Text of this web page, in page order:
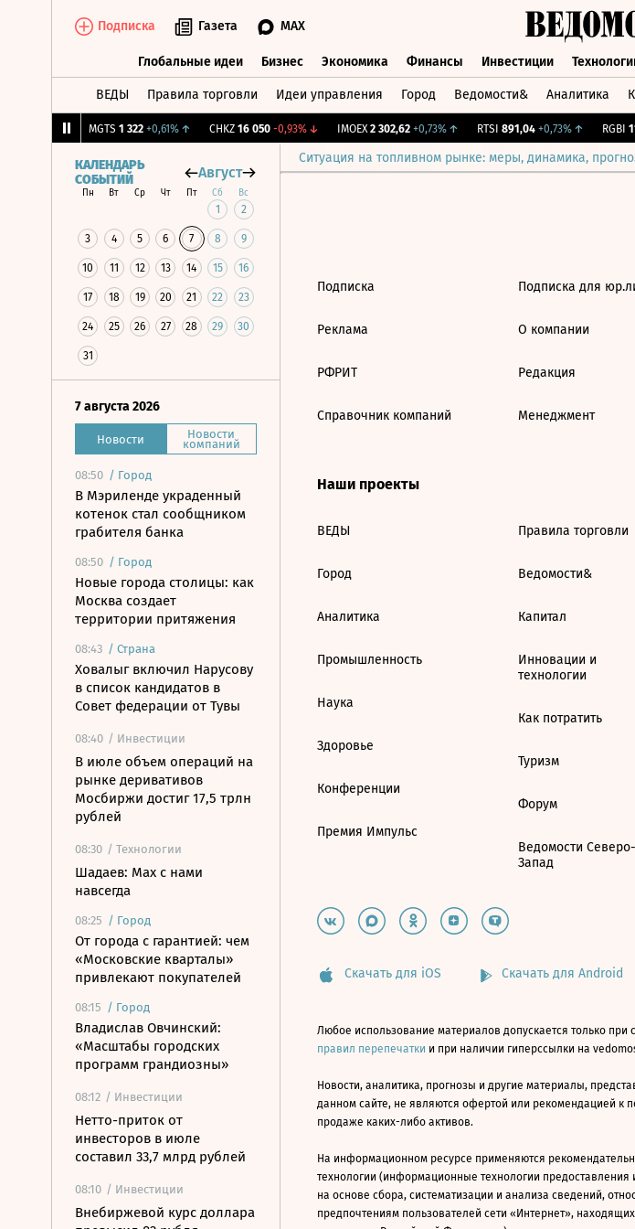
Подписка Газета MAX
Глобальные идеи Бизнес Экономика Финансы Инвестиции
ВЕДЫ Правила торговли Идеи управления Город Ведомости& Аналитика
MGTS 1 322 +0,61%↑ CHKZ 16 050 -0,93%↓ IMOEX 2 302,62 +0,73%↑ RTSI 891,04 +0,73%↑ RGBI
Ситуация на топливном рынке: меры, динамика,
КАЛЕНДАРЬ
СОБЫТИЙ
Август
Пн Вт Ср Чт Пт Сб Вс
1 2
3 4 5 6 7 8 9
10 11 12 13 14 15 16
17 18 19 20 21 22 23
24 25 26 27 28 29 30
31
7 августа 2026
Новости Новости
компаний
08:50 / Город
В Мэриленде украденный
котенок стал сообщником
грабителя банка
08:50 / Город
Новые города столицы: как
Москва создает
территории притяжения
08:43 / Страна
Ховалыг включил Нарусову
в список кандидатов в
Совет федерации от Тувы
08:40 / Инвестиции
В июле объем операций на
рынке деривативов
Мосбиржи достиг 17,5 трлн
рублей
08:30 / Технологии
Шадаев: Max с нами
навсегда
08:25 / Город
От города с гарантией: чем
«Московские кварталы»
привлекают покупателей
08:15 / Город
Владислав Овчинский:
«Масштабы городских
программ грандиозны»
08:12 / Инвестиции
Нетто-приток от
инвесторов в июле
составил 33,7 млрд рублей
08:10 / Инвестиции
Внебиржевой курс доллара
Подписка
Реклама
РФРИТ
Справочник компаний
Подписка для
О компании
Редакция
Менеджмент
Наши проекты
ВЕДЫ
Город
Аналитика
Промышленность
Наука
Здоровье
Конференции
Премия Импульс
Правила торговли
Ведомости&
Капитал
Инновации и
технологии
Как потратить
Туризм
Форум
Ведомости Северо-
Запад
Скачать для iOS Скачать для Android
Любое использование материалов допускается только при
правил перепечатки и при наличии гиперссылки на
Новости, аналитика, прогнозы и другие материалы,
данном сайте, не являются офертой или рекомендацией к
продаже каких-либо активов.
На информационном ресурсе применяются
технологии (информационные технологии
на основе сбора, систематизации и анализа сведений,
предпочтениям пользователей сети «Интернет»,